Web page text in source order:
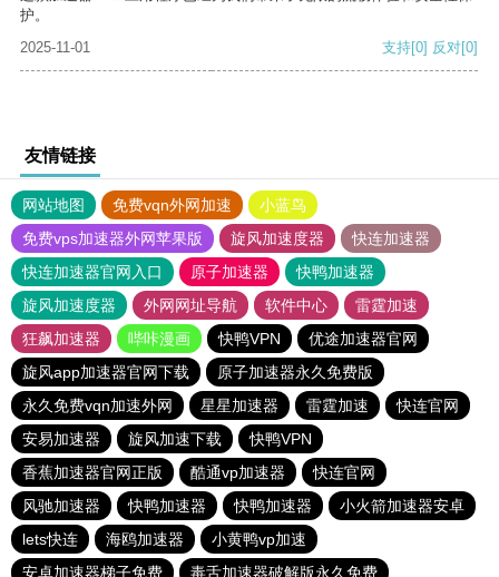
护。
2025-11-01
支持[0] 反对[0]
友情链接
网站地图 免费vqn外网加速
小蓝鸟
免费vps加速器外网苹果版
旋风加速度器
快连加速器
快连加速器官网入口
原子加速器
快鸭加速器
旋风加速度器
外网网址导航 软件中心
雷霆加速
狂飙加速器
哔咔漫画 快鸭VPN
优途加速器官网
旋风app加速器官网下载
原子加速器永久免费版
永久免费vqn加速外网
星星加速器 雷霆加速
快连官网
安易加速器
旋风加速下载
快鸭VPN
香蕉加速器官网正版
酷通vp加速器
快连官网
风驰加速器
快鸭加速器 快鸭加速器
小火箭加速器安卓
lets快连
海鸥加速器
小黄鸭vp加速
安卓加速器梯子免费
毒舌加速器破解版永久免费